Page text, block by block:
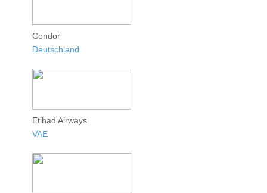
Condor
Deutschland
Etihad Airways
VAE